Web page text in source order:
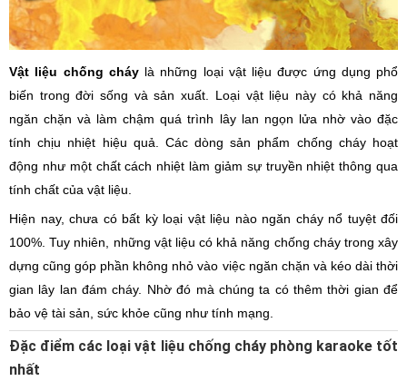
Vật liệu chống cháylà những loại vật liệu được ứng dụng phổ
biến trong đời sống và sản xuất. Loại vật liệu này có khả năng
ngăn chặn và làm chậm quá trình lây lan ngọn lửa nhờ vào đặc
tính chịu nhiệt hiệu quả. Các dòng sản phẩm chống cháy hoạt
động như một chất cách nhiệt làm giảm sự truyền nhiệt thông qua
tính chất của vật liệu.
Hiện nay, chưa có bất kỳ loại vật liệu nào ngăn cháy nổ tuyệt đối
100%. Tuy nhiên, những vật liệu có khả năng chống cháy trong xây
dựng cũng góp phần không nhỏ vào việc ngăn chặn và kéo dài thời
gian lây lan đám cháy. Nhờ đó mà chúng ta có thêm thời gian để
bảo vệ tài sản, sức khỏe cũng như tính mạng.
Đặc điểm các loại vật liệu chống cháy phòng karaoke tốt
nhất